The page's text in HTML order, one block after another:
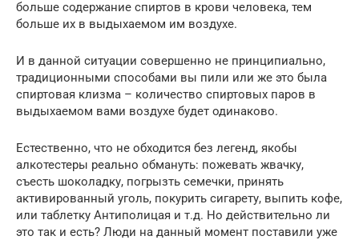
больше содержание спиртов в крови человека, тем
больше их в выдыхаемом им воздухе.
И в данной ситуации совершенно не принципиально,
традиционными способами вы пили или же это была
спиртовая клизма – количество спиртовых паров в
выдыхаемом вами воздухе будет одинаково.
Естественно, что не обходится без легенд, якобы
алкотестеры реально обмануть: пожевать жвачку,
съесть шоколадку, погрызть семечки, принять
активированный уголь, покурить сигарету, выпить кофе,
или таблетку Антиполицая и т.д. Но действительно ли
это так и есть? Люди на данный момент поставили уже